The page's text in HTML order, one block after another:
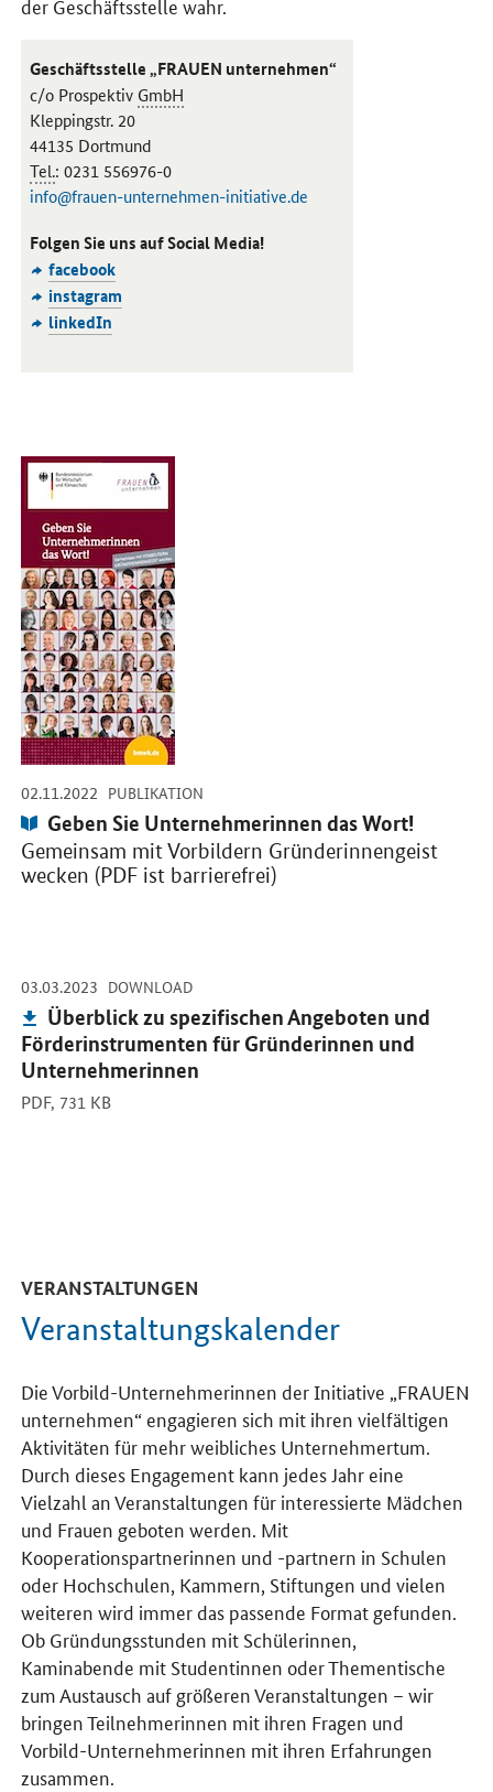
der Geschäftsstelle wahr.
Geschäftsstelle „FRAUEN unternehmen“
c/o Prospektiv GmbH
Kleppingstr. 20
44135 Dortmund
Tel.: 0231 556976-0
info@frauen-unternehmen-initiative.de
Folgen Sie uns auf Social Media!
facebook
instagram
linkedIn
02.11.2022 -
PUBLIKATION
Publikation:
Geben Sie Unternehmerinnen das Wort!
Gemeinsam mit Vorbildern Gründerinnengeist
wecken (PDF ist barrierefrei)
Öffnet PDF "Geben Sie Unternehmerinnen das Wort!" in neuem
03.03.2023 -
DOWNLOAD-
Publikation:
Überblick zu spezifischen Angeboten und
Förderinstrumenten für Gründerinnen und
Unternehmerinnen
PDF, 731 KB
Öffnet PDF "Überblick zu spezifischen Angeboten und
VERANSTALTUNGEN
Veranstaltungskalender
Die Vorbild-Unternehmerinnen der Initiative „FRAUEN
unternehmen“ engagieren sich mit ihren vielfältigen
Aktivitäten für mehr weibliches Unternehmertum.
Durch dieses Engagement kann jedes Jahr eine
Vielzahl an Veranstaltungen für interessierte Mädchen
und Frauen geboten werden. Mit
Kooperationspartnerinnen und -partnern in Schulen
oder Hochschulen, Kammern, Stiftungen und vielen
weiteren wird immer das passende Format gefunden.
Ob Gründungsstunden mit Schülerinnen,
Kaminabende mit Studentinnen oder Thementische
zum Austausch auf größeren Veranstaltungen – wir
bringen Teilnehmerinnen mit ihren Fragen und
Vorbild-Unternehmerinnen mit ihren Erfahrungen
zusammen.